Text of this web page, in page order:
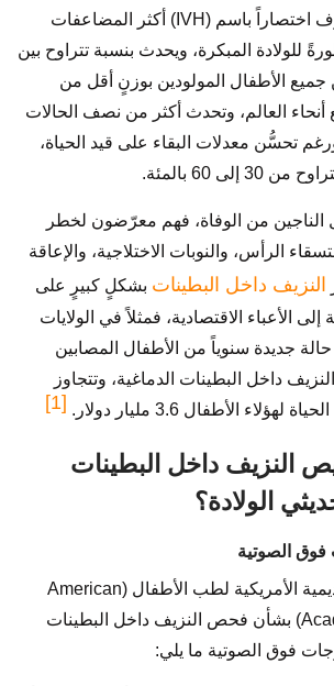
hemorrhage)، ويُعرف اختصاراً باسم (IVH) أكثر المضاعفات
للولادة المبكرة، ويحدث بنسبة تتراوح بين
من جميع الأطفال المولودين بوزنٍ أقل من
أنحاء العالم، وتحدث أكثر من نصف الحالات
ورغم تحسُّن معدلات البقاء على قيد الحياة،
60 بالمئة.
الناجين من الوفاة، فهم معرّضون لخطر
الرأس، والنوبات الاختلاجية، والإعاقة
النزيف داخل البطينات بشكلٍ كبيرٍ على
إلى الأعباء الاقتصادية، فمثلاً في الولايات
المتحدة تُعزى 3600 حالة جديدة سنوياً من الأطفال المصابين
داخل البطينات الدماغية، وتتجاوز
الأطفال 3.6 مليار دولار.
[1]
النزيف داخل البطينات
الولادة؟
تشمل توصيات الأكاديمية الأمريكية لطب الأطفال (American
Academy of Pediatrics) بشأن فحص النزيف داخل البطينات